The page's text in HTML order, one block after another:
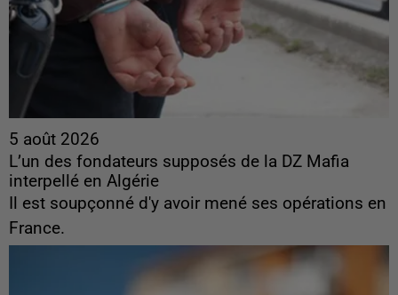
5 août 2026
L’un des fondateurs supposés de la DZ Mafia
interpellé en Algérie
Il est soupçonné d'y avoir mené ses opérations en
France.